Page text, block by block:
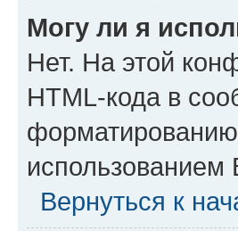
Могу ли я
Нет. На этой
HTML-кода в
использованием
Вернуться к